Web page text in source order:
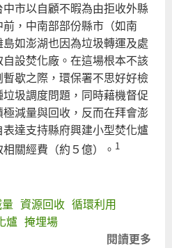
市以自顧不暇為由拒收外縣
，中南部部份縣市（如南
如澎湖也因為垃圾轉運及處
設焚化廠。在這場根本不該
歇之際，環保署不思好好檢
圾調度問題，同時藉機督促
減量與回收，反而在拜會澎
達支持縣府興建小型焚化爐
關經費（約５億）。 1
資源回收 循環利用
爐 掩埋場
閱讀更多